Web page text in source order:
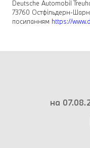
Deutsche Automobil
73760 Остфільдерн-
посиланням https://
на